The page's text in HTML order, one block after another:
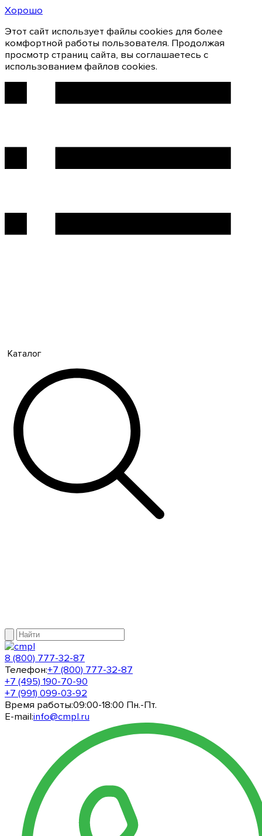
Хорошо
Этот сайт использует файлы cookies для более
комфортной работы пользователя. Продолжая
просмотр страниц сайта, вы соглашаетесь с
использованием файлов cookies.
Каталог
8 (800) 777-32-87
Телефон:+7 (800) 777-32-87
+7 (495) 190-70-90
+7 (991) 099-03-92
Время работы:09:00-18:00 Пн.-Пт.
E-mail:info@cmpl.ru